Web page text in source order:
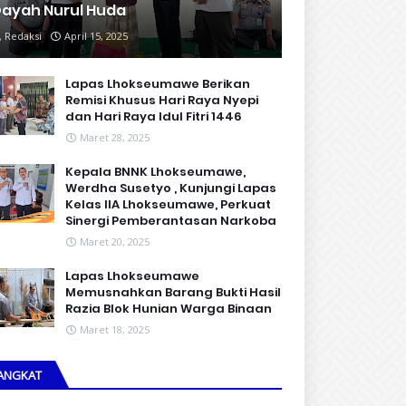
Nurul Huda
Redaksi April 15, 2025
Lapas Lhokseumawe Berikan
Remisi Khusus Hari Raya Nyepi
dan Hari Raya Idul Fitri 1446
Maret 28, 2025
Kepala BNNK Lhokseumawe,
Werdha Susetyo , Kunjungi Lapas
Kelas IIA Lhokseumawe, Perkuat
Sinergi Pemberantasan Narkoba
Maret 20, 2025
Lapas Lhokseumawe
Memusnahkan Barang Bukti Hasil
Razia Blok Hunian Warga Binaan
Maret 18, 2025